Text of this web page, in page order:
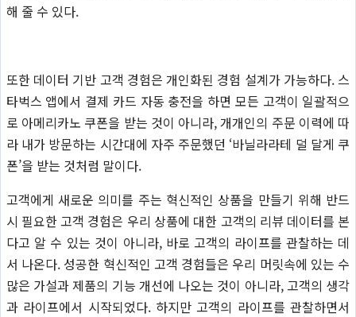
해 줄 수 있다.
또한 데이터 기반 고객 경험은 개인화된 경험 설계가 가능하다. 스
타벅스 앱에서 결제 카드 자동 충전을 하면 모든 고객이 일괄적으
로 아메리카노 쿠폰을 받는 것이 아니라, 개개인의 주문 이력에 따
라 내가 방문하는 시간대에 자주 주문했던 ‘바닐라라테 덜 달게 쿠
폰’을 받는 것처럼 말이다.
고객에게 새로운 의미를 주는 혁신적인 상품을 만들기 위해 반드
시 필요한 고객 경험은 우리 상품에 대한 고객의 리뷰 데이터를 본
다고 알 수 있는 것이 아니라, 바로 고객의 라이프를 관찰하는 데
서 나온다. 성공한 혁신적인 고객 경험들은 우리 머릿속에 있는 수
많은 가설과 제품의 기능 개선에 나오는 것이 아니라, 고객의 생각
과 라이프에서 시작되었다. 하지만 고객의 라이프를 관찰하면서